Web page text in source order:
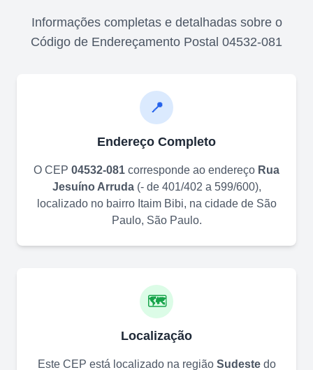
Informações completas e detalhadas sobre o
Código de Endereçamento Postal 04532-081
📍
Endereço Completo
O CEP 04532-081 corresponde ao endereço Rua
Jesuíno Arruda(- de 401/402 a 599/600),
localizado no bairro Itaim Bibi, na cidade de São
Paulo, São Paulo.
🗺️
Localização
Este CEP está localizado na região Sudestedo